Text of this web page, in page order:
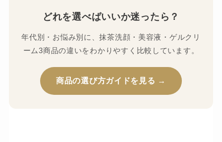
どれを選べばいいか迷ったら？
年代別・お悩み別に、抹茶洗顔・美容液・ゲルクリ
ーム3商品の違いをわかりやすく比較しています。
商品の選び方ガイドを見る →